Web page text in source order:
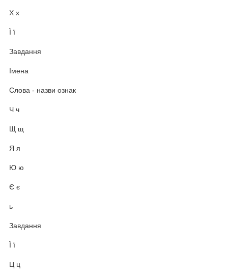
Х х
Ї ї
Завдання
Імена
Слова - назви ознак
Ч ч
Щ щ
Я я
Ю ю
Є є
ь
Завдання
Ї ї
Ц ц